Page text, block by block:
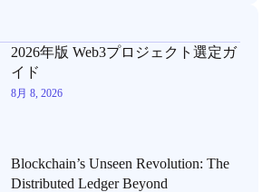
2026年版 Web3プロジェクト選定ガ
イド
8月 8, 2026
Blockchain’s Unseen Revolution: The
Distributed Ledger Beyond